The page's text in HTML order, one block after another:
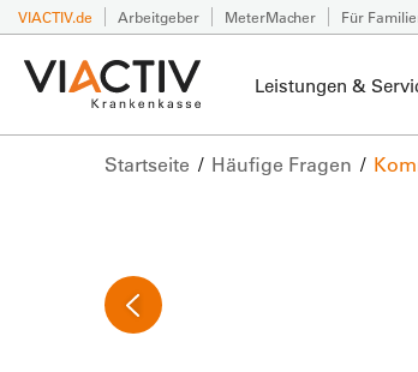
VIACTIV.de Arbeitgeber MeterMacher Für
Leistungen &
Startseite Häufige Fragen